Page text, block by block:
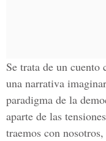
Se trata de un
una narrativa
paradigma de la
aparte de las
traemos con